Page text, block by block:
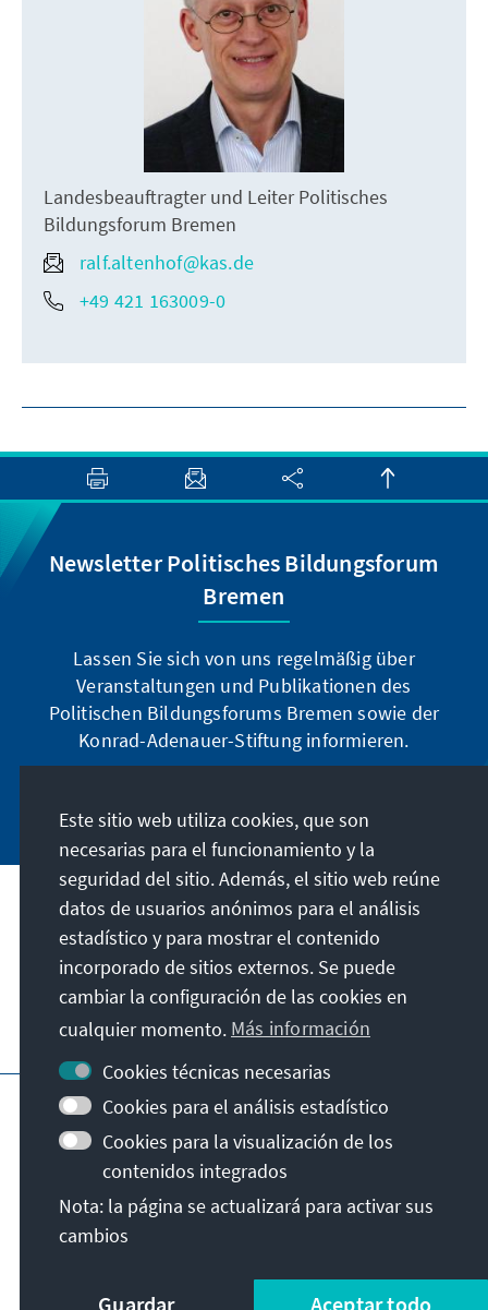
Landesbeauftragter und Leiter Politisches
Bildungsforum Bremen
ralf.altenhof@kas.de
+49 421 163009-0
Newsletter Politisches Bildungsforum
Bremen
Lassen Sie sich von uns regelmäßig über
Veranstaltungen und Publikationen des
Politischen Bildungsforums Bremen sowie der
Konrad-Adenauer-Stiftung informieren.
Dirección
Contacto
Visita también
Página principal de la KAS
Pie de imprenta
Protección de datos
Declaración sobre accesibilidad
Notificar barrera
Términos y condiciones generales
© Konrad-Adenauer-Stiftung e.V. 2026
Este sitio web utiliza cookies, que son
necesarias para el funcionamiento y la
seguridad del sitio. Además, el sitio web reúne
datos de usuarios anónimos para el análisis
estadístico y para mostrar el contenido
incorporado de sitios externos. Se puede
cambiar la configuración de las cookies en
cualquier momento. Más información
Cookies técnicas necesarias
Cookies para el análisis estadístico
Cookies para la visualización de los
contenidos integrados
Nota: la página se actualizará para activar sus
cambios
Guardar Aceptar todo